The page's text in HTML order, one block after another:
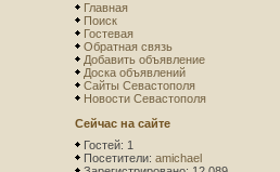
Главная
Поиск
Гостевая
Обратная связь
Добавить объявление
Доска объявлений
Сайты Севастополя
Новости Севастополя
Сейчас на сайте
Гостей: 1
Посетители: amichael